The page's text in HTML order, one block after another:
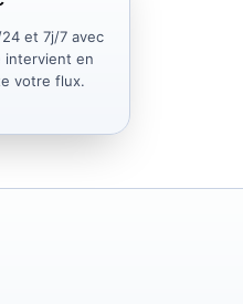
et 7j/7 avec
intervient en
votre flux.